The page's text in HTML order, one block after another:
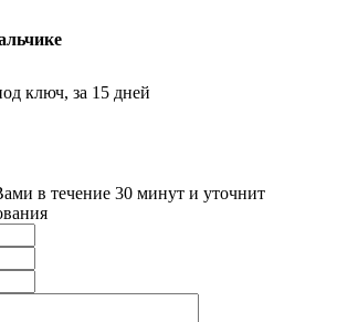
ключ, за 15 дней
в течение 30 минут и уточнит